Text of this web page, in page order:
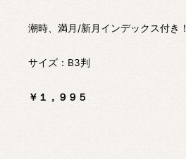
潮時、満月/新月インデックス付き！
サイズ：B3判
￥１，９９５